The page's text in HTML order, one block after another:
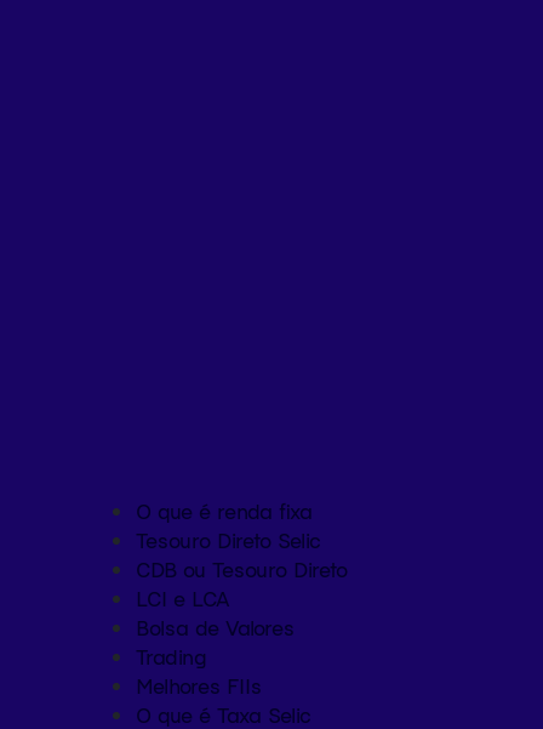
O que é renda fixa
Tesouro Direto Selic
CDB ou Tesouro Direto
LCI e LCA
Bolsa de Valores
Trading
Melhores FIIs
O que é Taxa Selic